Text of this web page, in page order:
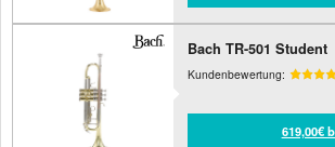
Bach TR-501 Student
Kundenbewertung:
619,00€